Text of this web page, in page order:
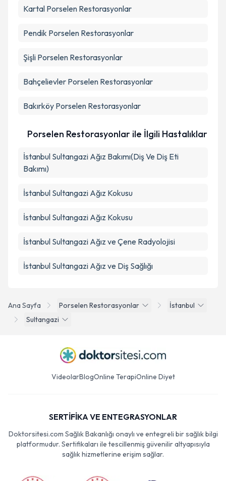
Ana Sayfa Porselen Restorasyonlar
İstanbul
Sultangazi
Kartal Porselen Restorasyonlar
Pendik Porselen Restorasyonlar
Şişli Porselen Restorasyonlar
Bahçelievler Porselen Restorasyonlar
Bakırköy Porselen Restorasyonlar
Porselen Restorasyonlar ile İlgili Hastalıklar
İstanbul Sultangazi Ağız Bakımı(Diş Ve Diş Eti
Bakımı)
İstanbul Sultangazi Ağız Kokusu
İstanbul Sultangazi Ağız Kokusu
İstanbul Sultangazi Ağız ve Çene Radyolojisi
İstanbul Sultangazi Ağız ve Diş Sağlığı
VideolarBlogOnline TerapiOnline Diyet
SERTİFİKA VE ENTEGRASYONLAR
Doktorsitesi.com Sağlık Bakanlığı onaylı ve entegreli bir sağlık bilgi
platformudur. Sertifikaları ile tescillenmiş güvenilir altyapısıyla
sağlık hizmetlerine erişim sağlar.